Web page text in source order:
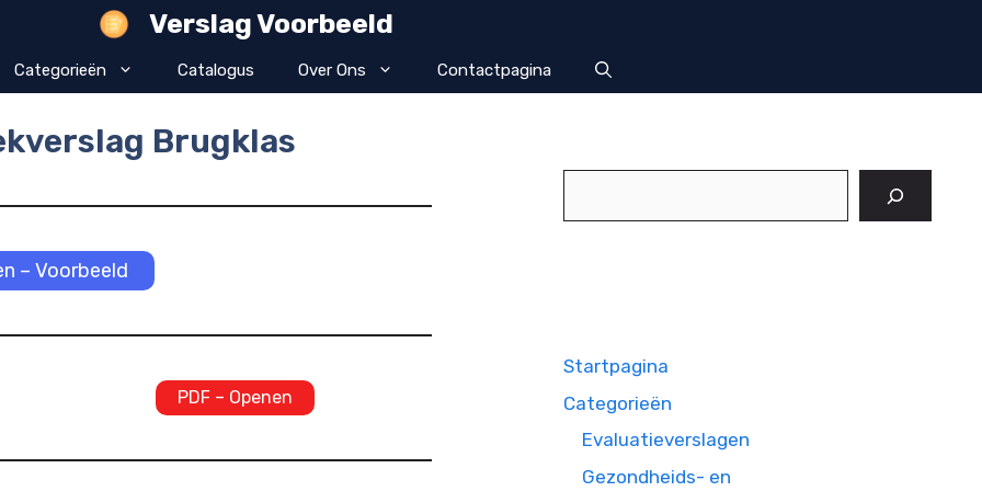
Verslag Voorbeeld
Categorieën Catalogus Over Ons Contactpagina
Brugklas
– Voorbeeld
PDF – Openen
Startpagina
Categorieën
Evaluatieverslagen
Gezondheids- en